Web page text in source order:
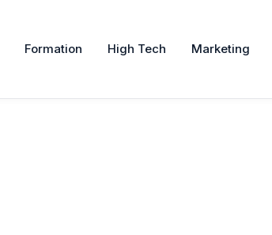
Formation High Tech Marketing